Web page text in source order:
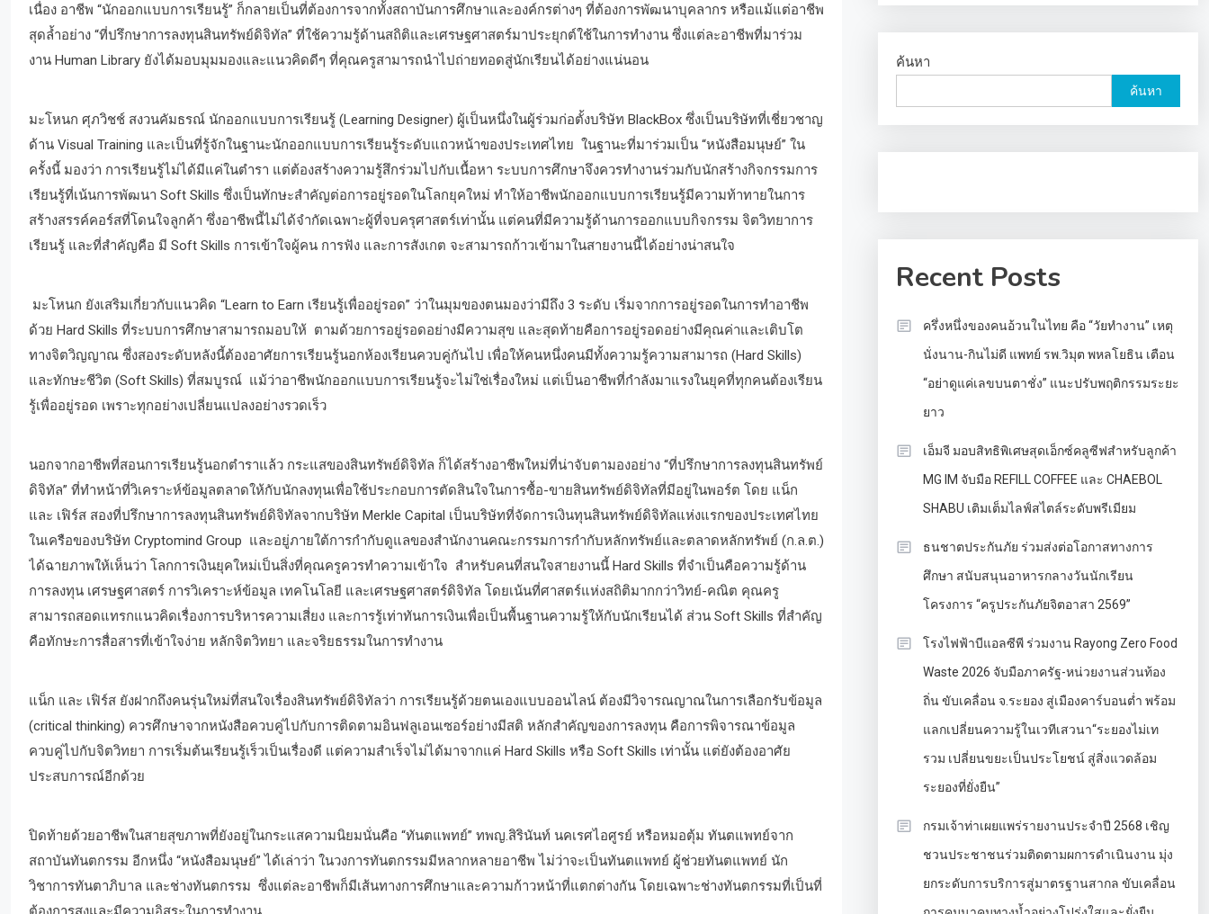
เนื่อง อาชีพ “นักออกแบบการเรียนรู้” ก็กลายเป็นที่ต้องการจากทั้งสถาบันการศึกษาและองค์กรต่างๆ ที่ต้องการพัฒนาบุคลากร หรือแม้แต่อาชีพ
สุดล้ำอย่าง “ที่ปรึกษาการลงทุนสินทรัพย์ดิจิทัล” ที่ใช้ความรู้ด้านสถิติและเศรษฐศาสตร์มาประยุกต์ใช้ในการทำงาน ซึ่งแต่ละอาชีพที่มาร่วม
งาน Human Library ยังได้มอบมุมมองและแนวคิดดีๆ ที่คุณครูสามารถนำไปถ่ายทอดสู่นักเรียนได้อย่างแน่นอน
มะโหนก ศุภวิชช์ สงวนคัมธรณ์ นักออกแบบการเรียนรู้ (Learning Designer) ผู้เป็นหนึ่งในผู้ร่วมก่อตั้งบริษัท BlackBox ซึ่งเป็นบริษัทที่เชี่ยวชาญ
ด้าน Visual Training และเป็นที่รู้จักในฐานะนักออกแบบการเรียนรู้ระดับแถวหน้าของประเทศไทย ในฐานะที่มาร่วมเป็น “หนังสือมนุษย์” ใน
ครั้งนี้ มองว่า การเรียนรู้ไม่ได้มีแค่ในตำรา แต่ต้องสร้างความรู้สึกร่วมไปกับเนื้อหา ระบบการศึกษาจึงควรทำงานร่วมกับนักสร้างกิจกรรมการ
เรียนรู้ที่เน้นการพัฒนา Soft Skills ซึ่งเป็นทักษะสำคัญต่อการอยู่รอดในโลกยุคใหม่ ทำให้อาชีพนักออกแบบการเรียนรู้มีความท้าทายในการ
สร้างสรรค์คอร์สที่โดนใจลูกค้า ซึ่งอาชีพนี้ไม่ได้จำกัดเฉพาะผู้ที่จบครุศาสตร์เท่านั้น แต่คนที่มีความรู้ด้านการออกแบบกิจกรรม จิตวิทยาการ
เรียนรู้ และที่สำคัญคือ มี Soft Skills การเข้าใจผู้คน การฟัง และการสังเกต จะสามารถก้าวเข้ามาในสายงานนี้ได้อย่างน่าสนใจ
มะโหนก ยังเสริมเกี่ยวกับแนวคิด “Learn to Earn เรียนรู้เพื่ออยู่รอด” ว่าในมุมของตนมองว่ามีถึง 3 ระดับ เริ่มจากการอยู่รอดในการทำอาชีพ
ด้วย Hard Skills ที่ระบบการศึกษาสามารถมอบให้ ตามด้วยการอยู่รอดอย่างมีความสุข และสุดท้ายคือการอยู่รอดอย่างมีคุณค่าและเติบโต
ทางจิตวิญญาณ ซึ่งสองระดับหลังนี้ต้องอาศัยการเรียนรู้นอกห้องเรียนควบคู่กันไป เพื่อให้คนหนึ่งคนมีทั้งความรู้ความสามารถ (Hard Skills)
และทักษะชีวิต (Soft Skills) ที่สมบูรณ์ แม้ว่าอาชีพนักออกแบบการเรียนรู้จะไม่ใช่เรื่องใหม่ แต่เป็นอาชีพที่กำลังมาแรงในยุคที่ทุกคนต้องเรียน
รู้เพื่ออยู่รอด เพราะทุกอย่างเปลี่ยนแปลงอย่างรวดเร็ว
นอกจากอาชีพที่สอนการเรียนรู้นอกตำราแล้ว กระแสของสินทรัพย์ดิจิทัล ก็ได้สร้างอาชีพใหม่ที่น่าจับตามองอย่าง “ที่ปรึกษาการลงทุนสินทรัพย์
ดิจิทัล” ที่ทำหน้าที่วิเคราะห์ข้อมูลตลาดให้กับนักลงทุนเพื่อใช้ประกอบการตัดสินใจในการซื้อ-ขายสินทรัพย์ดิจิทัลที่มีอยู่ในพอร์ต โดย แน็ก
และ เฟิร์ส สองที่ปรึกษาการลงทุนสินทรัพย์ดิจิทัลจากบริษัท Merkle Capital เป็นบริษัทที่จัดการเงินทุนสินทรัพย์ดิจิทัลแห่งแรกของประเทศไทย
ในเครือของบริษัท Cryptomind Group และอยู่ภายใต้การกำกับดูแลของสำนักงานคณะกรรมการกำกับหลักทรัพย์และตลาดหลักทรัพย์ (ก.ล.ต.)
ได้ฉายภาพให้เห็นว่า โลกการเงินยุคใหม่เป็นสิ่งที่คุณครูควรทำความเข้าใจ สำหรับคนที่สนใจสายงานนี้ Hard Skills ที่จำเป็นคือความรู้ด้าน
การลงทุน เศรษฐศาสตร์ การวิเคราะห์ข้อมูล เทคโนโลยี และเศรษฐศาสตร์ดิจิทัล โดยเน้นที่ศาสตร์แห่งสถิติมากกว่าวิทย์-คณิต คุณครู
สามารถสอดแทรกแนวคิดเรื่องการบริหารความเสี่ยง และการรู้เท่าทันการเงินเพื่อเป็นพื้นฐานความรู้ให้กับนักเรียนได้ ส่วน Soft Skills ที่สำคัญ
คือทักษะการสื่อสารที่เข้าใจง่าย หลักจิตวิทยา และจริยธรรมในการทำงาน
แน็ก และ เฟิร์ส ยังฝากถึงคนรุ่นใหม่ที่สนใจเรื่องสินทรัพย์ดิจิทัลว่า การเรียนรู้ด้วยตนเองแบบออนไลน์ ต้องมีวิจารณญาณในการเลือกรับข้อมูล
(critical thinking) ควรศึกษาจากหนังสือควบคู่ไปกับการติดตามอินฟลูเอนเซอร์อย่างมีสติ หลักสำคัญของการลงทุน คือการพิจารณาข้อมูล
ควบคู่ไปกับจิตวิทยา การเริ่มต้นเรียนรู้เร็วเป็นเรื่องดี แต่ความสำเร็จไม่ได้มาจากแค่ Hard Skills หรือ Soft Skills เท่านั้น แต่ยังต้องอาศัย
ประสบการณ์อีกด้วย
ปิดท้ายด้วยอาชีพในสายสุขภาพที่ยังอยู่ในกระแสความนิยมนั่นคือ “ทันตแพทย์” ทพญ.สิรินันท์ นคเรศไอศูรย์ หรือหมอตุ้ม ทันตแพทย์จาก
สถาบันทันตกรรม อีกหนึ่ง “หนังสือมนุษย์” ได้เล่าว่า ในวงการทันตกรรมมีหลากหลายอาชีพ ไม่ว่าจะเป็นทันตแพทย์ ผู้ช่วยทันตแพทย์ นัก
วิชาการทันตาภิบาล และช่างทันตกรรม ซึ่งแต่ละอาชีพก็มีเส้นทางการศึกษาและความก้าวหน้าที่แตกต่างกัน โดยเฉพาะช่างทันตกรรมที่เป็นที่
ค้นหา
ค้นหา
Recent Posts
ครึ่งหนึ่งของคนอ้วนในไทย คือ “วัยทำงาน” เหตุ
นั่งนาน-กินไม่ดี แพทย์ รพ.วิมุต พหลโยธิน เตือน
“อย่าดูแค่เลขบนตาชั่ง” แนะปรับพฤติกรรมระยะ
ยาว
เอ็มจี มอบสิทธิพิเศษสุดเอ็กซ์คลูซีฟสำหรับลูกค้า
MG IM จับมือ REFILL COFFEE และ CHAEBOL
SHABU เติมเต็มไลฟ์สไตล์ระดับพรีเมียม
ธนชาตประกันภัย ร่วมส่งต่อโอกาสทางการ
ศึกษา สนับสนุนอาหารกลางวันนักเรียน
โครงการ “ครูประกันภัยจิตอาสา 2569”
โรงไฟฟ้าบีแอลซีพี ร่วมงาน Rayong Zero Food
Waste 2026 จับมือภาครัฐ-หน่วยงานส่วนท้อง
ถิ่น ขับเคลื่อน จ.ระยอง สู่เมืองคาร์บอนต่ำ พร้อม
แลกเปลี่ยนความรู้ในเวทีเสวนา“ระยองไม่เท
รวม เปลี่ยนขยะเป็นประโยชน์ สู่สิ่งแวดล้อม
ระยองที่ยั่งยืน”
กรมเจ้าท่าเผยแพร่รายงานประจำปี 2568 เชิญ
ชวนประชาชนร่วมติดตามผการดำเนินงาน มุ่ง
ยกระดับการบริการสู่มาตรฐานสากล ขับเคลื่อน